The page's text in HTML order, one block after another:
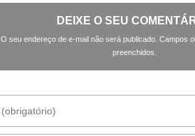
DEIXE O SEU
O seu endereço de e-mail não será publicado. Campos
preenchidos.